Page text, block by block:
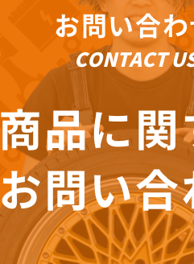
お問い合
CONTACT
商品に関
お問い合